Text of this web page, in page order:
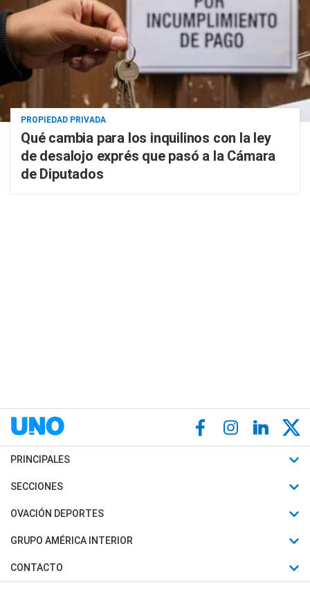
PROPIEDAD PRIVADA
Qué cambia para los inquilinos con la ley
de desalojo exprés que pasó a la Cámara
de Diputados
PRINCIPALES
Últimas Noticias
Política
Judiciales
SECCIONES
Horóscopo
Motores
Trucos caseros
OVACIÓN DEPORTES
Fútbol
Mundial
Automovilismo
GRUPO AMÉRICA INTERIOR
Canal 7 en Vivo
CONTACTO